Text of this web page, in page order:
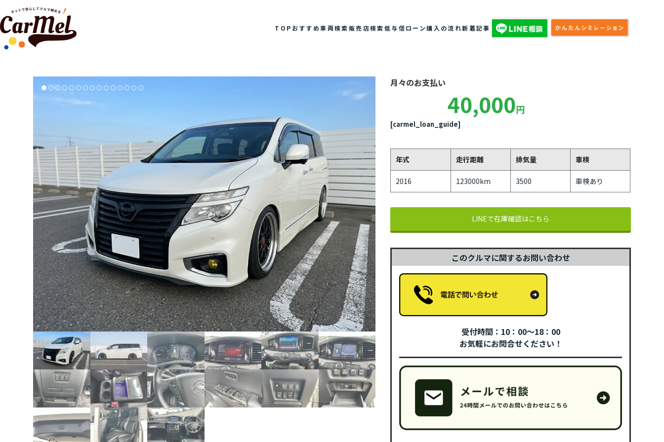
TOP おすすめ車両検索 販売店検索低与信ローン購入の流れ新着記事
月々のお支払い
40,000円
[carmel_loan_guide]
年式 走行距離 排気量 車検
2016 123000km 3500 車検あり
LINEで在庫確認はこちら
このクルマに関するお問い合わせ
受付時間：10：00～18：00
お気軽にお問合せください！